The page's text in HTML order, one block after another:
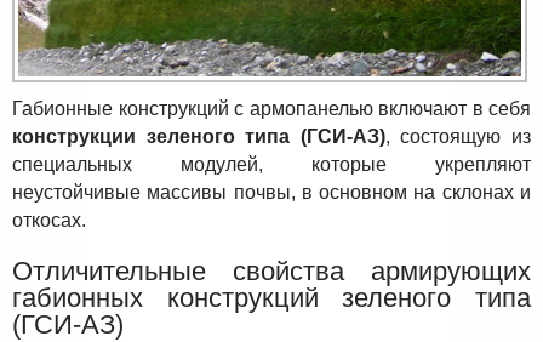
Габионные конструкций с армопанелью включают в себя
конструкции зеленого типа (ГСИ-АЗ), состоящую из
специальных модулей, которые укрепляют
неустойчивые массивы почвы, в основном на склонах и
откосах.
Отличительные свойства армирующих
габионных конструкций зеленого типа
(ГСИ-АЗ)